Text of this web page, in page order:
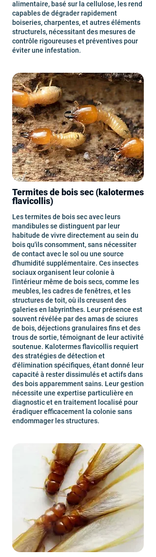
alimentaire, basé sur la cellulose, les rend
capables de dégrader rapidement
boiseries, charpentes, et autres éléments
structurels, nécessitant des mesures de
contrôle rigoureuses et préventives pour
éviter une infestation.
Termites de bois sec (kalotermes
flavicollis)
Les termites de bois sec avec leurs
mandibules se distinguent par leur
habitude de vivre directement au sein du
bois qu'ils consomment, sans nécessiter
de contact avec le sol ou une source
d'humidité supplémentaire. Ces insectes
sociaux organisent leur colonie à
l'intérieur même de bois secs, comme les
meubles, les cadres de fenêtres, et les
structures de toit, où ils creusent des
galeries en labyrinthes. Leur présence est
souvent révélée par des amas de sciures
de bois, déjections granulaires fins et des
trous de sortie, témoignant de leur activité
soutenue. Kalotermes flavicollis requiert
des stratégies de détection et
d'élimination spécifiques, étant donné leur
capacité à rester dissimulés et actifs dans
des bois apparemment sains. Leur gestion
nécessite une expertise particulière en
diagnostic et en traitement localisé pour
éradiquer efficacement la colonie sans
endommager les structures.